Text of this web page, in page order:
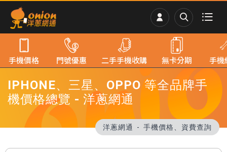
IPHONE、三星、OPPO 等全品牌手
機價格總覽 - 洋蔥網通
洋蔥網通 手機價格、資費查詢
手機價格 門號優惠 二手手機收購 無卡分期 手機